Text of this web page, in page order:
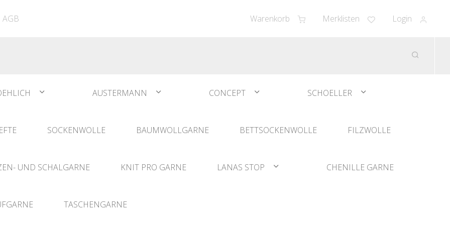
Warenkorb Merklisten Login
AGB
AUSTERMANN CONCEPT SCHOELLER
SOCKENWOLLE BAUMWOLLGARNE BETTSOCKENWOLLE FILZWOLLE
UND SCHALGARNE KNIT PRO GARNE LANAS STOP CHENILLE GARNE
TASCHENGARNE